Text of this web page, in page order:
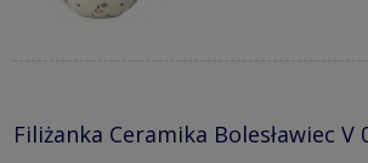
Filiżanka Ceramika Bolesławiec V